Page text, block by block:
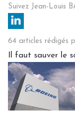
Suivez Jean-Louis
64 articles rédigés
Il faut sauver le